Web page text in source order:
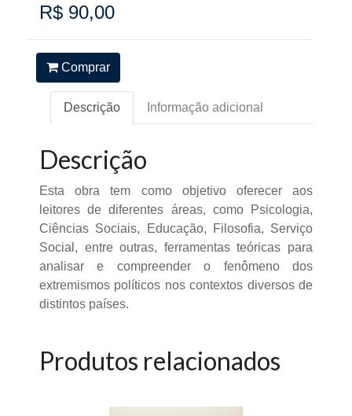
R$ 90,00
Comprar
Descrição Informação adicional
Descrição
Esta obra tem como objetivo oferecer aos
leitores de diferentes áreas, como Psicologia,
Ciências Sociais, Educação, Filosofia, Serviço
Social, entre outras, ferramentas teóricas para
analisar e compreender o fenômeno dos
extremismos políticos nos contextos diversos de
distintos países.
Produtos relacionados